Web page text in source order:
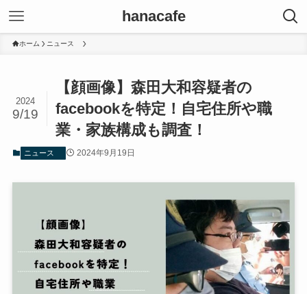
hanacafe
ホーム ニュース
【顔画像】森田大和容疑者の
facebookを特定！自宅住所や職
業・家族構成も調査！
2024
9/19
ニュース 2024年9月19日